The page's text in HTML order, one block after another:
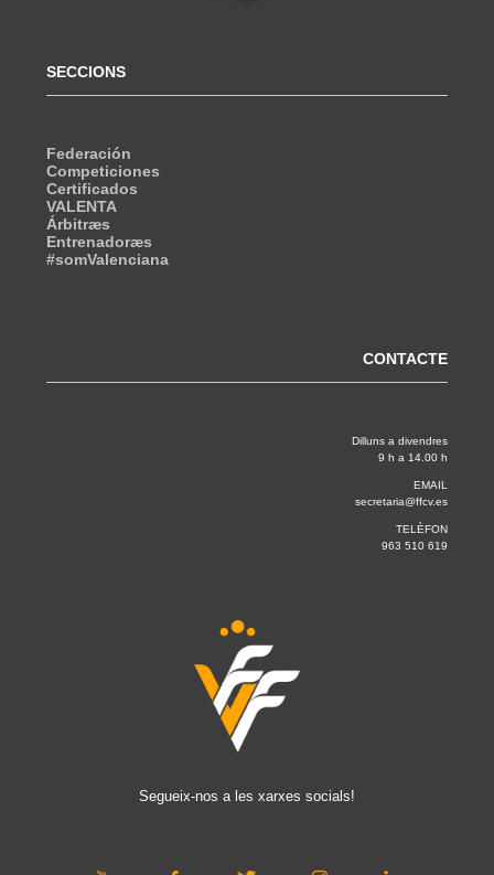
SECCIONS
Federación
Competiciones
Certificados
VALENTA
Árbitræs
Entrenadoræs
#somValenciana
CONTACTE
Dilluns a divendres
9 h a 14.00 h
EMAIL
secretaria@ffcv.es
TELÈFON
963 510 619
Segueix-nos a les xarxes socials!